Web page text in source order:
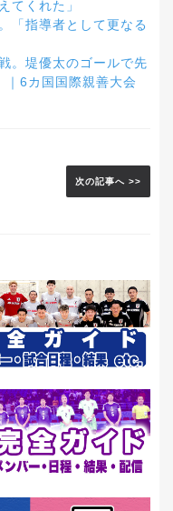
てくれた」
「指導者として更なる
。堤優太のゴールで先
｜6カ国国際親善大会
次の記事へ >>